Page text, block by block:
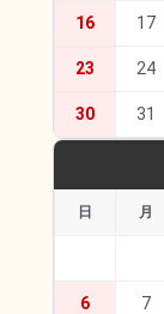
16 17
23 24
30 31
日 月
6 7